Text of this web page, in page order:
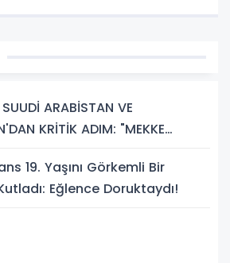
SUUDİ ARABİSTAN VE
KRİTİK ADIM: "MEKKE
19. Yaşını Görkemli Bir
Eğlence Doruktaydı!